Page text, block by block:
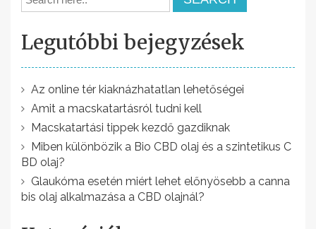
y
n
v
Legutóbbi bejegyzések
Az online tér kiaknázhatatlan lehetőségei
Amit a macskatartásról tudni kell
Macskatartási tippek kezdő gazdiknak
Miben különbözik a Bio CBD olaj és a szintetikus C
BD olaj?
Glaukóma esetén miért lehet előnyösebb a canna
bis olaj alkalmazása a CBD olajnál?